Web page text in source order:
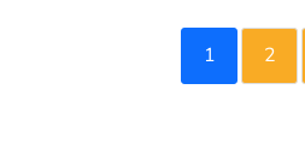
1 2